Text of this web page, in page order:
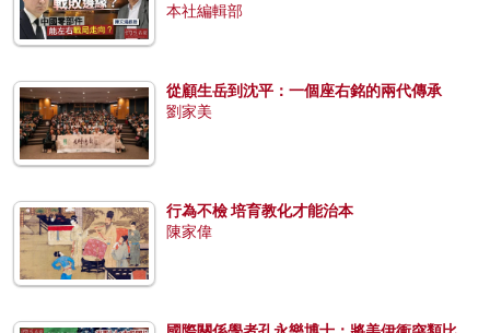
本社編輯部
從顧生岳到沈平：一個座右銘的兩代傳承
劉家美
行為不檢 培育教化才能治本
陳家偉